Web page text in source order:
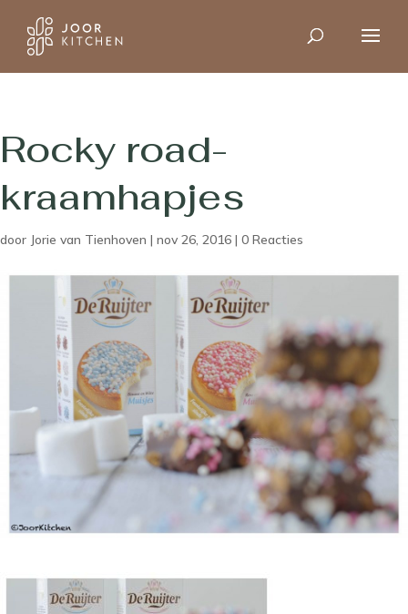
Rocky road-
kraamhapjes
door Jorie van Tienhoven | nov 26, 2016 | 0 Reacties